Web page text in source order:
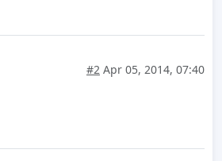
#2 Apr 05, 2014, 07:40